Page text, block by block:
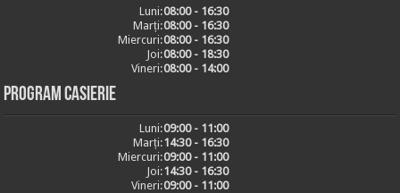
Luni:08:00 - 16:30
Marți:08:00 - 16:30
Miercuri:08:00 - 16:30
Joi:08:00 - 18:30
Vineri:08:00 - 14:00
Program casierie
Luni:09:00 - 11:00
Marți:14:30 - 16:30
Miercuri:09:00 - 11:00
Joi:14:30 - 16:30
Vineri:09:00 - 11:00